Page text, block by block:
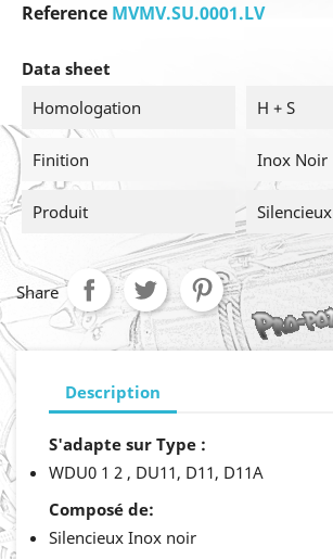
Reference MVMV.SU.0001.LV
Data sheet
Homologation
H + S
Finition Inox Noir
Produit Silencieux
Share
Description
S'adapte sur Type :
WDU0 1 2 , DU11, D11, D11A
Composé de:
Silencieux Inox noir